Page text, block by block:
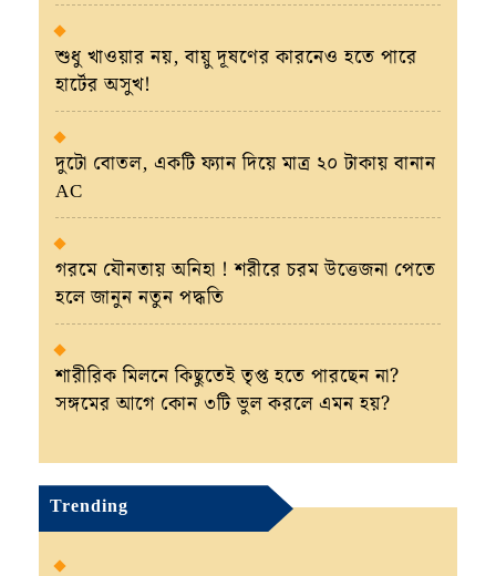
শুধু খাওয়ার নয়, বায়ু দূষণের কারনেও হতে পারে
হার্টের অসুখ!
দুটো বোতল, একটি ফ্যান দিয়ে মাত্র ২০ টাকায় বানান
AC
গরমে যৌনতায় অনিহা ! শরীরে চরম উত্তেজনা পেতে
হলে জানুন নতুন পদ্ধতি
শারীরিক মিলনে কিছুতেই তৃপ্ত হতে পারছেন না?
সঙ্গমের আগে কোন ৩টি ভুল করলে এমন হয়?
Trending